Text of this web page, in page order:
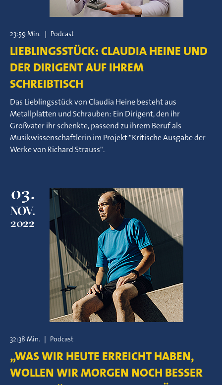
23:59 Min. | Podcast
LIEBLINGSSTÜCK: CLAUDIA HEINE UND
DER DIRIGENT AUF IHREM
SCHREIBTISCH
Das Lieblingsstück von Claudia Heine besteht aus
Metallplatten und Schrauben: Ein Dirigent, den ihr
Großvater ihr schenkte, passend zu ihrem Beruf als
Musikwissenschaftlerin im Projekt "Kritische Ausgabe der
Werke von Richard Strauss".
03.
NOV.
2022
32:38 Min. | Podcast
„WAS WIR HEUTE ERREICHT HABEN,
WOLLEN WIR MORGEN NOCH BESSER